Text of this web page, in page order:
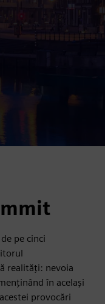
pe cinci
realități: nevoia
în același
provocări